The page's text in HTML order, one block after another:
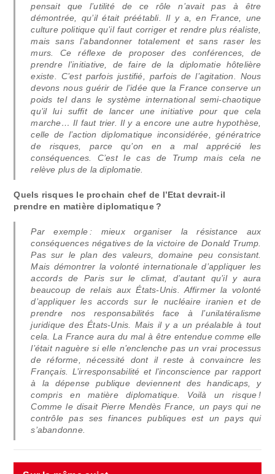
pensait que l’utilité de ce rôle n’avait pas à être
démontrée, qu’il était préétabli. Il y a, en France, une
culture politique qu’il faut corriger et rendre plus réaliste,
mais sans l’abandonner totalement et sans raser les
murs. Ce réflexe de proposer des conférences, de
prendre l’initiative, de faire de la diplomatie hôtelière
existe. C’est parfois justifié, parfois de l’agitation. Nous
devons nous guérir de l’idée que la France conserve un
poids tel dans le système international semi-chaotique
qu’il lui suffit de lancer une initiative pour que cela
marche… Il faut trier. Il y a encore une autre hypothèse,
celle de l’action diplomatique inconsidérée, génératrice
de risques, parce qu’on en a mal apprécié les
conséquences. C’est le cas de Trump mais cela ne
relève plus de la diplomatie.
Quels risques le prochain chef de l’Etat devrait-il
prendre en matière diplomatique ?
Par exemple : mieux organiser la résistance aux
conséquences négatives de la victoire de Donald Trump.
Pas sur le plan des valeurs, domaine peu consistant.
Mais démontrer la volonté internationale d’appliquer les
accords de Paris sur le climat, d’autant qu’il y aura
beaucoup de relais aux États-Unis. Affirmer la volonté
d’appliquer les accords sur le nucléaire iranien et de
prendre nos responsabilités face à l’unilatéralisme
juridique des États-Unis. Mais il y a un préalable à tout
cela. La France aura du mal à être entendue comme elle
l’était naguère si elle n’enclenche pas un vrai processus
de réforme, nécessité dont il reste à convaincre les
Français. L’irresponsabilité et l’inconscience par rapport
à la dépense publique deviennent des handicaps, y
compris en matière diplomatique. Voilà un risque !
Comme le disait Pierre Mendès France, un pays qui ne
contrôle pas ses finances publiques est un pays qui
s’abandonne.